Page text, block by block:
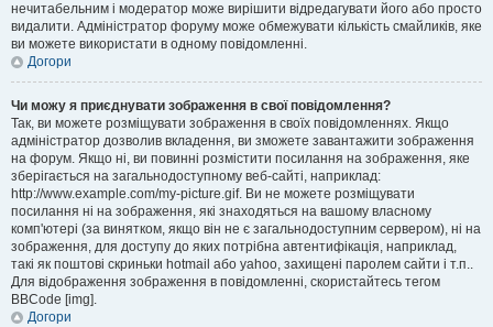
нечитабельним і модератор може вирішити відредагувати його або просто
видалити. Адміністратор форуму може обмежувати кількість смайликів, яке
ви можете використати в одному повідомленні.
Догори
Чи можу я приєднувати зображення в свої повідомлення?
Так, ви можете розміщувати зображення в своїх повідомленнях. Якщо
адміністратор дозволив вкладення, ви зможете завантажити зображення
на форум. Якщо ні, ви повинні розмістити посилання на зображення, яке
зберігається на загальнодоступному веб-сайті, наприклад:
http://www.example.com/my-picture.gif. Ви не можете розміщувати
посилання ні на зображення, які знаходяться на вашому власному
комп'ютері (за винятком, якщо він не є загальнодоступним сервером), ні на
зображення, для доступу до яких потрібна автентифікація, наприклад,
такі як поштові скриньки hotmail або yahoo, захищені паролем сайти і т.п..
Для відображення зображення в повідомленні, скористайтесь тегом
BBCode [img].
Догори